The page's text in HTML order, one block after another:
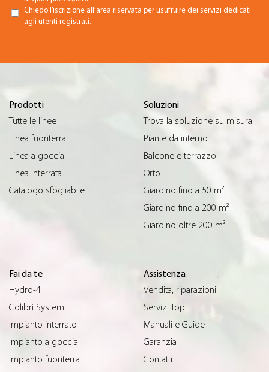
Chiedo l’iscrizione all’area riservata per usufruire dei servizi dedicati
agli utenti registrati.
Prodotti
Tutte le linee
Linea fuoriterra
Linea a goccia
Linea interrata
Catalogo sfogliabile
Soluzioni
Trova la soluzione su misura
Piante da interno
Balcone e terrazzo
Orto
Giardino fino a 50 m²
Giardino fino a 200 m²
Giardino oltre 200 m²
Fai da te
Hydro-4
Colibrì System
Impianto interrato
Impianto a goccia
Impianto fuoriterra
Assistenza
Vendita, riparazioni
Servizi Top
Manuali e Guide
Garanzia
Contatti